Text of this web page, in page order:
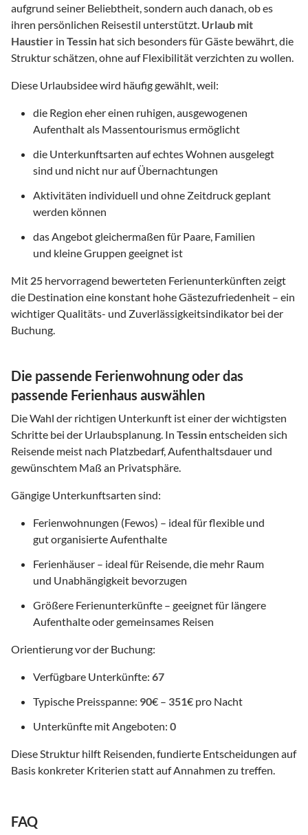
aufgrund seiner Beliebtheit, sondern auch danach, ob es
ihren persönlichen Reisestil unterstützt. Urlaub mit
Haustier in Tessin hat sich besonders für Gäste bewährt, die
Struktur schätzen, ohne auf Flexibilität verzichten zu wollen.
Diese Urlaubsidee wird häufig gewählt, weil:
die Region eher einen ruhigen, ausgewogenen
Aufenthalt als Massentourismus ermöglicht
die Unterkunftsarten auf echtes Wohnen ausgelegt
sind und nicht nur auf Übernachtungen
Aktivitäten individuell und ohne Zeitdruck geplant
werden können
das Angebot gleichermaßen für Paare, Familien
und kleine Gruppen geeignet ist
Mit 25 hervorragend bewerteten Ferienunterkünften zeigt
die Destination eine konstant hohe Gästezufriedenheit – ein
wichtiger Qualitäts- und Zuverlässigkeitsindikator bei der
Buchung.
Die passende Ferienwohnung oder das
passende Ferienhaus auswählen
Die Wahl der richtigen Unterkunft ist einer der wichtigsten
Schritte bei der Urlaubsplanung. In Tessinentscheiden sich
Reisende meist nach Platzbedarf, Aufenthaltsdauer und
gewünschtem Maß an Privatsphäre.
Gängige Unterkunftsarten sind:
Ferienwohnungen (Fewos) – ideal für flexible und
gut organisierte Aufenthalte
Ferienhäuser – ideal für Reisende, die mehr Raum
und Unabhängigkeit bevorzugen
Größere Ferienunterkünfte – geeignet für längere
Aufenthalte oder gemeinsames Reisen
Orientierung vor der Buchung:
Verfügbare Unterkünfte: 67
Typische Preisspanne: 90€ – 351€ pro Nacht
Unterkünfte mit Angeboten: 0
Diese Struktur hilft Reisenden, fundierte Entscheidungen auf
Basis konkreter Kriterien statt auf Annahmen zu treffen.
FAQ